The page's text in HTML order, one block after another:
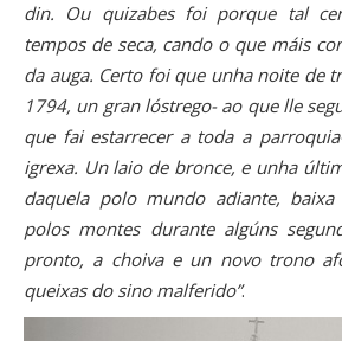
din. Ou quizabes foi porque tal
tempos de seca, cando o que máis
da auga. Certo foi que unha noite de
1794, un gran lóstrego- ao que lle
que fai estarrecer a toda a
igrexa. Un laio de bronce, e unha
daquela polo mundo adiante,
polos montes durante algúns
pronto, a choiva e un novo trono
queixas do sino malferido”.